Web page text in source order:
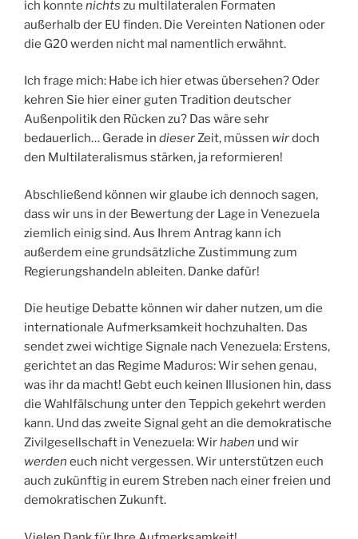
ich konnte nichts zu multilateralen Formaten
außerhalb der EU finden. Die Vereinten Nationen oder
die G20 werden nicht mal namentlich erwähnt.
Ich frage mich: Habe ich hier etwas übersehen? Oder
kehren Sie hier einer guten Tradition deutscher
Außenpolitik den Rücken zu? Das wäre sehr
bedauerlich… Gerade in dieserZeit, müssen wirdoch
den Multilateralismus stärken, ja reformieren!
Abschließend können wir glaube ich dennoch sagen,
dass wir uns in der Bewertung der Lage in Venezuela
ziemlich einig sind. Aus Ihrem Antrag kann ich
außerdem eine grundsätzliche Zustimmung zum
Regierungshandeln ableiten. Danke dafür!
Die heutige Debatte können wir daher nutzen, um die
internationale Aufmerksamkeit hochzuhalten. Das
sendet zwei wichtige Signale nach Venezuela: Erstens,
gerichtet an das Regime Maduros: Wir sehen genau,
was ihr da macht! Gebt euch keinen Illusionen hin, dass
die Wahlfälschung unter den Teppich gekehrt werden
kann. Und das zweite Signal geht an die demokratische
Zivilgesellschaft in Venezuela: Wirhaben und wir
werden euch nicht vergessen. Wir unterstützen euch
auch zukünftig in eurem Streben nach einer freien und
demokratischen Zukunft.